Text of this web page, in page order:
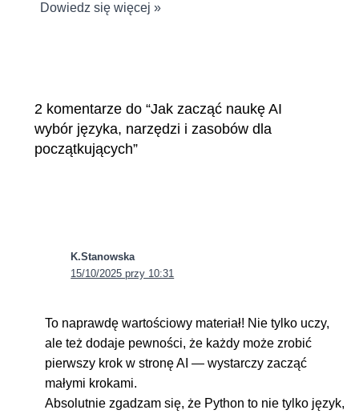
Dowiedz się więcej »
2 komentarze do “Jak zacząć naukę AI
wybór języka, narzędzi i zasobów dla
początkujących”
K.Stanowska
15/10/2025 przy 10:31
To naprawdę wartościowy materiał! Nie tylko uczy,
ale też dodaje pewności, że każdy może zrobić
pierwszy krok w stronę AI — wystarczy zacząć
małymi krokami.
Absolutnie zgadzam się, że Python to nie tylko język,